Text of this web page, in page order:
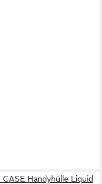
CASE Handyhülle Liquid